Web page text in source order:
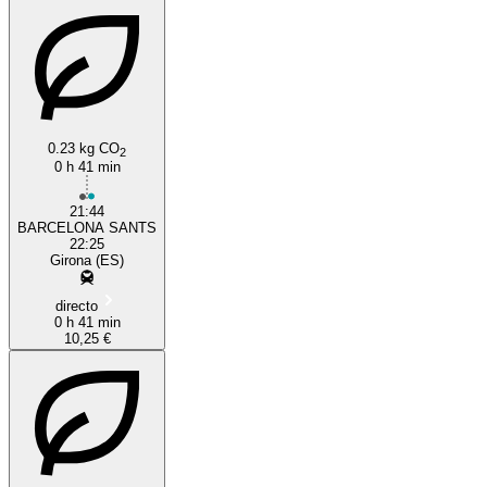
0.23 kg CO2
0 h 41 min
21:44
BARCELONA SANTS
22:25
Girona (ES)
directo
0 h 41 min
10,25 €